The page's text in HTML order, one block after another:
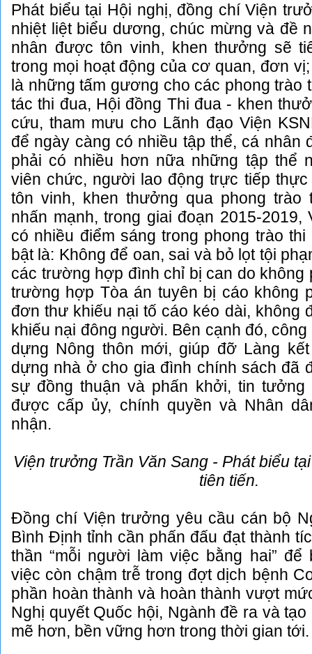
Phát biểu tại Hội nghị, đồng chí Viện
nhiệt liệt biểu dương, chúc mừng và đề
nhân được tôn vinh, khen thưởng sẽ
trong mọi hoạt động của cơ quan, đơn
là những tấm gương cho các phong trào
tác thi đua, Hội đồng Thi đua - khen
cứu, tham mưu cho Lãnh đạo Viện
để ngày càng có nhiều tập thể, cá nhân
phải có nhiều hơn nữa những tập thể
viên chức, người lao động trực tiếp
tôn vinh, khen thưởng qua phong trào
nhấn mạnh, trong giai đoạn 2015-2019,
có nhiều điểm sáng trong phong trào
bật là: Không để oan, sai và bỏ lọt tội
các trường hợp đình chỉ bị can do không
trường hợp Tòa án tuyên bị cáo không
đơn thư khiếu nại tố cáo kéo dài, không
khiếu nại đông người. Bên cạnh đó,
dựng Nông thôn mới, giúp đỡ Làng
dựng nhà ở cho gia đình chính sách đã
sự đồng thuận và phấn khởi, tin tưởng
được cấp ủy, chính quyền và Nhân
nhận.
Viện trưởng Trần Văn Sang - Phát biểu
tiên tiến.
Đồng chí Viện trưởng yêu cầu cán bộ
Bình Định tỉnh cần phấn đấu đạt thành
thần “mỗi người làm việc bằng hai”
việc còn chậm trễ trong đợt dịch bệnh
phần hoàn thành và hoàn thành vượt
Nghị quyết Quốc hội, Ngành đề ra và
mẽ hơn, bền vững hơn trong thời gian tới.